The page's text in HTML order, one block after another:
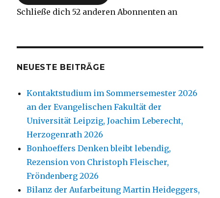
Schließe dich 52 anderen Abonnenten an
NEUESTE BEITRÄGE
Kontaktstudium im Sommersemester 2026
an der Evangelischen Fakultät der
Universität Leipzig, Joachim Leberecht,
Herzogenrath 2026
Bonhoeffers Denken bleibt lebendig,
Rezension von Christoph Fleischer,
Fröndenberg 2026
Bilanz der Aufarbeitung Martin Heideggers,